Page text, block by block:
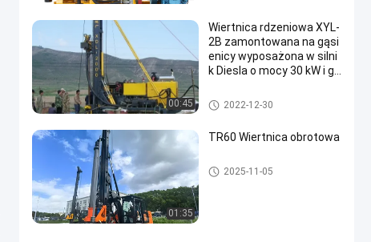
00:45
Wiertnica rdzeniowa XYL-
2B zamontowana na gąsi
enicy wyposażona w silni
k Diesla o mocy 30 kW i gł
Core Drilling Rig
2022-12-30
01:35
TR60 Wiertnica obrotowa
Wiertnice obrotowe
2025-11-05